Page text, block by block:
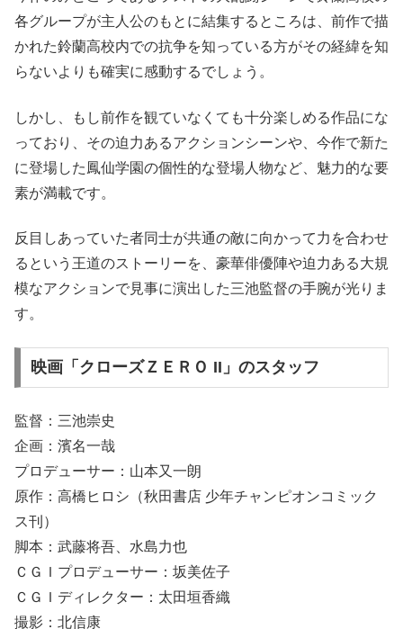
各グループが主人公のもとに結集するところは、前作で描
かれた鈴蘭高校内での抗争を知っている方がその経緯を知
らないよりも確実に感動するでしょう。
しかし、もし前作を観ていなくても十分楽しめる作品にな
っており、その迫力あるアクションシーンや、今作で新た
に登場した鳳仙学園の個性的な登場人物など、魅力的な要
素が満載です。
反目しあっていた者同士が共通の敵に向かって力を合わせ
るという王道のストーリーを、豪華俳優陣や迫力ある大規
模なアクションで見事に演出した三池監督の手腕が光りま
す。
映画「クローズＺＥＲＯ II」のスタッフ
監督：三池崇史
企画：濱名一哉
プロデューサー：山本又一朗
原作：高橋ヒロシ（秋田書店 少年チャンピオンコミック
ス刊）
脚本：武藤将吾、水島力也
ＣＧＩプロデューサー：坂美佐子
ＣＧＩディレクター：太田垣香織
撮影：北信康